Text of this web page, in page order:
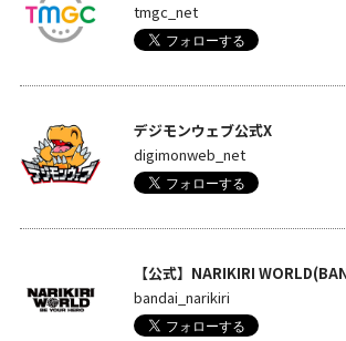
tmgc_net
デジモンウェブ公式X
digimonweb_net
【公式】NARIKIRI
bandai_narikiri